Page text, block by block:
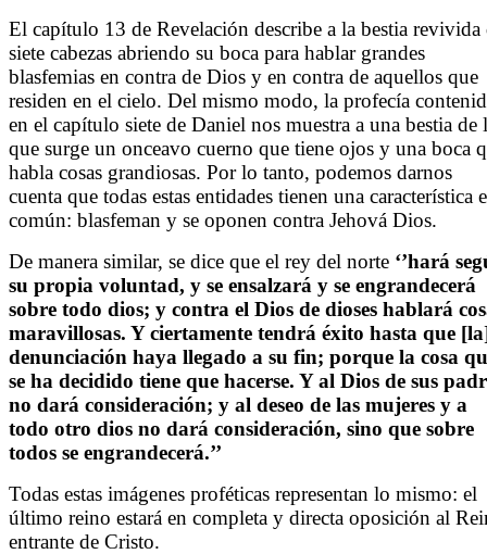
El capítulo 13 de Revelación describe a la bestia revivida
siete cabezas abriendo su boca para hablar grandes
blasfemias en contra de Dios y en contra de aquellos que
residen en el cielo. Del mismo modo, la profecía
en el capítulo siete de Daniel nos muestra a una bestia de
que surge un onceavo cuerno que tiene ojos y una boca
habla cosas grandiosas. Por lo tanto, podemos darnos
cuenta que todas estas entidades tienen una característica
común: blasfeman y se oponen contra Jehová Dios.
De manera similar, se dice que el rey del norte ‘’hará
su propia voluntad, y se ensalzará y se engrandecerá
sobre todo dios; y contra el Dios de dioses hablará
maravillosas. Y ciertamente tendrá éxito hasta que
denunciación haya llegado a su fin; porque la cosa
se ha decidido tiene que hacerse. Y al Dios de sus
no dará consideración; y al deseo de las mujeres y a
todo otro dios no dará consideración, sino que sobre
todos se engrandecerá.’’
Todas estas imágenes proféticas representan lo mismo: el
último reino estará en completa y directa oposición al
entrante de Cristo.